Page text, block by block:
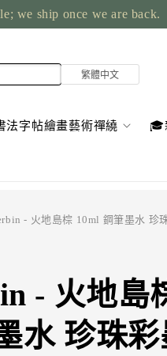
we ship once we are back.
法字帖繪畫藝術禪繞 🎓
- 火地島棕 10ml 鋼筆墨水 珍
- 火地島
水 珍珠彩